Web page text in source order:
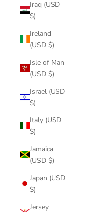
Iraq (USD
$)
Ireland
(USD $)
Isle of Man
(USD $)
Israel (USD
$)
Italy (USD
$)
Jamaica
(USD $)
Japan (USD
$)
Jersey